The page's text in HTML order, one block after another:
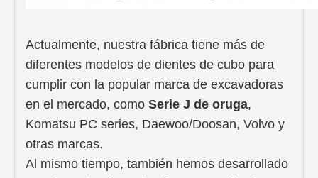
Actualmente, nuestra fábrica tiene más de
diferentes modelos de dientes de cubo para
cumplir con la popular marca de excavadoras
en el mercado, como Serie J de oruga,
Komatsu PC series, Daewoo/Doosan, Volvo y
otras marcas.
Al mismo tiempo, también hemos desarrollado